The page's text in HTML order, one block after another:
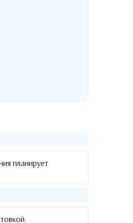
планирует